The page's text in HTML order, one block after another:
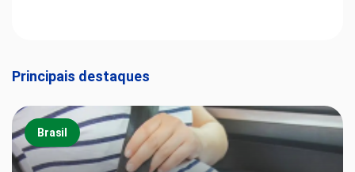
Principais destaques
Brasil